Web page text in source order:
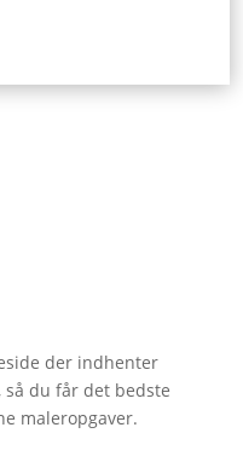
der indhenter
du får det bedste
maleropgaver.